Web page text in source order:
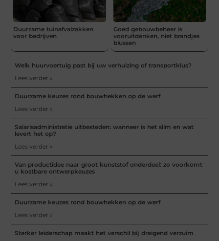
Duurzame tuinafvalzakken
voor bedrijven
Goed gebouwbeheer is
vooruitdenken, niet brandjes
blussen
Welk huurvoertuig past bij uw verhuizing of transportklus?
Lees verder »
Duurzame keuzes rond bouwhekken op de werf
Lees verder »
Salarisadministratie uitbesteden: wanneer is het slim en wat
levert het op?
Lees verder »
Van productidee naar groot kunststof onderdeel: zo voorkomt
u kostbare ontwerpkeuzes
Lees verder »
Duurzame keuzes rond bouwhekken op de werf
Lees verder »
Sterker leiderschap maakt het verschil bij dreigend verzuim